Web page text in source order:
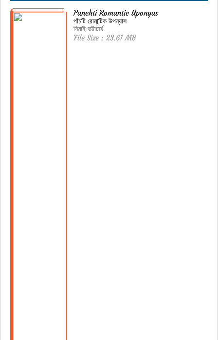
Panchti Romantic Uponyas
পাঁচটি রোমান্টিক উপন্যাস
নিমাই ভট্টাচার্য
File Size : 23.61 MB